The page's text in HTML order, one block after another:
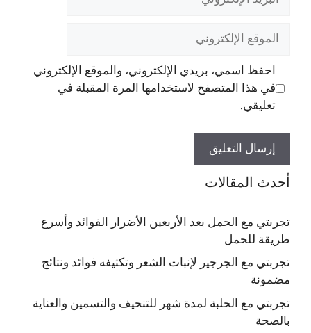
الإلكتروني
الموقع
الإلكتروني
احفظ اسمي، بريدي الإلكتروني، والموقع الإلكتروني
في هذا المتصفح لاستخدامها المرة المقبلة في
تعليقي.
أحدث المقالات
تجربتي مع الحمل بعد الأربعين الأضرار الفوائد وأسرع
طريقة للحمل
تجربتي مع الجرجير لإنبات الشعر وتكثيفه فوائد ونتائج
مضمونة
تجربتي مع الحلبة لمدة شهر للتنحيف والتسمين والعناية
بالصحة